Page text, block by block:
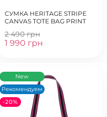
СУМКА HERITAGE STRIPE
CANVAS TOTE BAG PRINT
2 490 грн
1 990 грн
New
Рекомендуем
-20%